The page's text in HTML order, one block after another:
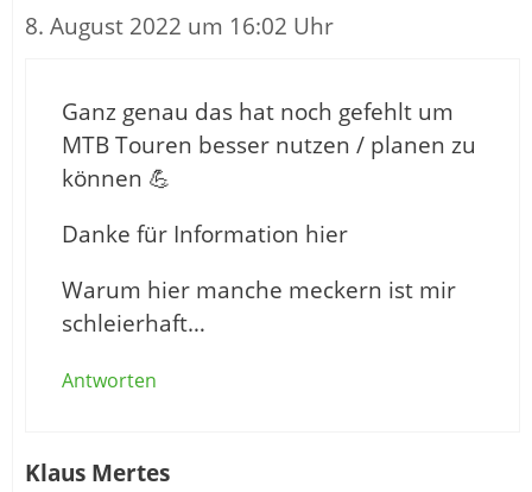
8. August 2022 um 16:02 Uhr
Ganz genau das hat noch gefehlt um
MTB Touren besser nutzen / planen zu
können 💪
Danke für Information hier
Warum hier manche meckern ist mir
schleierhaft…
Antworten
Klaus Mertes